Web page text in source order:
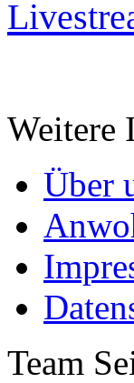
Weitere
Über
Team